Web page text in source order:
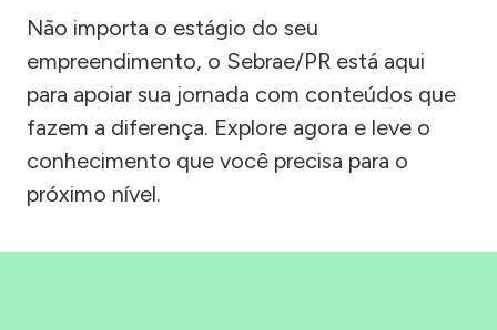
Não importa o estágio do seu
empreendimento, o Sebrae/PR está aqui
para apoiar sua jornada com conteúdos que
fazem a diferença. Explore agora e leve o
conhecimento que você precisa para o
próximo nível.